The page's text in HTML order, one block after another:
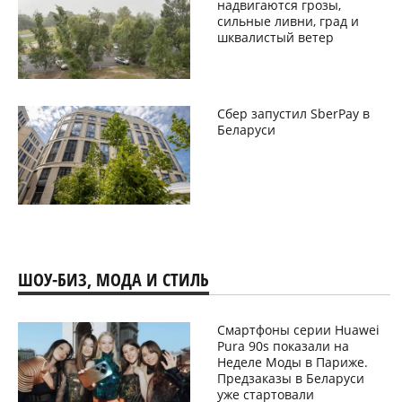
надвигаются грозы,
сильные ливни, град и
шквалистый ветер
Сбер запустил SberPay в
Беларуси
ШОУ-БИЗ, МОДА И СТИЛЬ
Смартфоны серии Huawei
Pura 90s показали на
Неделе Моды в Париже.
Предзаказы в Беларуси
уже стартовали